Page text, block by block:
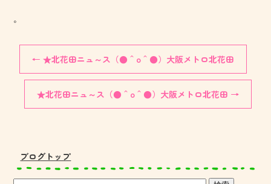
。
← ★北花田ニュ～ス（●＾o＾●）大阪メトロ北花田
★北花田ニュ～ス（●＾o＾●）大阪メトロ北花田 →
ブログトップ